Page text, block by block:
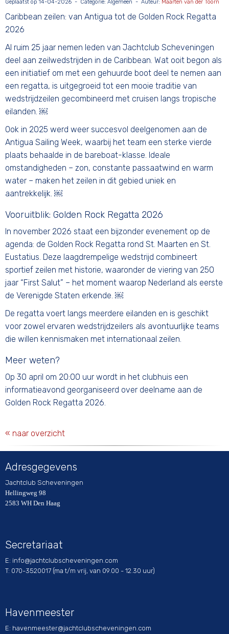
Geplaatst op 14-04-2026 - Categorie: Algemeen - Auteur: Maarten van der Toorn
Caribbean zeilen: van Antigua tot de Golden Rock Regatta
2026
Al ruim 25 jaar nemen leden van Jachtclub Scheveningen
deel aan zeilwedstrijden in de Caribbean. Wat ooit begon als
een initiatief om met een gehuurde boot deel te nemen aan
een regatta, is uitgegroeid tot een mooie traditie van
wedstrijdzeilen gecombineerd met cruisen langs tropische
eilanden. ￼
Ook in 2025 werd weer succesvol deelgenomen aan de
Antigua Sailing Week, waarbij het team een sterke vierde
plaats behaalde in de bareboat-klasse. Ideale
omstandigheden – zon, constante passaatwind en warm
water – maken het zeilen in dit gebied uniek en
aantrekkelijk. ￼
Vooruitblik: Golden Rock Regatta 2026
In november 2026 staat een bijzonder evenement op de
agenda: de Golden Rock Regatta rond St. Maarten en St.
Eustatius. Deze laagdrempelige wedstrijd combineert
sportief zeilen met historie, waaronder de viering van 250
jaar “First Salut” – het moment waarop Nederland als eerste
de Verenigde Staten erkende. ￼
De regatta voert langs meerdere eilanden en is geschikt
voor zowel ervaren wedstrijdzeilers als avontuurlijke teams
die willen kennismaken met internationaal zeilen.
Meer weten?
Op 30 april om 20:00 uur wordt in het clubhuis een
informatieavond georganiseerd over deelname aan de
Golden Rock Regatta 2026.
« naar overzicht
Adresgegevens
Jachtclub Scheveningen
Hellingweg 98
2583 WH Den Haag
Secretariaat
E: ofni@jachtclubscheveningen.com
T: 070-3520017 (ma t/m vrij, van 09.00 - 12.30 uur)
Havenmeester
E: retseemnevah@jachtclubscheveningen.com